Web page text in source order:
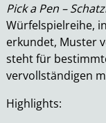
Pick a Pen –
Würfelspielreihe,
erkundet, Muster
steht für
vervollständigen
Highlights: